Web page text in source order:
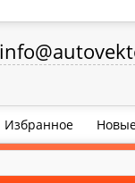
Избранное